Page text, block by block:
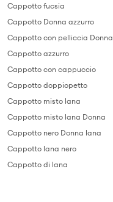
Cappotto fucsia
Cappotto Donna azzurro
Cappotto con pelliccia Donna
Cappotto azzurro
Cappotto con cappuccio
Cappotto doppiopetto
Cappotto misto lana
Cappotto misto lana Donna
Cappotto nero Donna lana
Cappotto lana nero
Cappotto di lana